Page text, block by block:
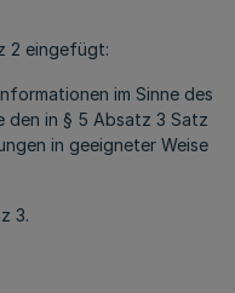
2 eingefügt:
im Sinne des
den in § 5 Absatz 3 Satz
in geeigneter Weise
3.